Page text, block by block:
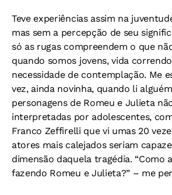
Teve experiências assim na
mas sem a percepção de seu
só as rugas compreendem o que
quando somos jovens, vida
necessidade de contemplação. Me
vez, ainda novinha, quando li
personagens de Romeu e Julieta
interpretadas por adolescentes,
Franco Zeffirelli que vi umas 20
atores mais calejados seriam
dimensão daquela tragédia. “Como
fazendo Romeu e Julieta?” – me